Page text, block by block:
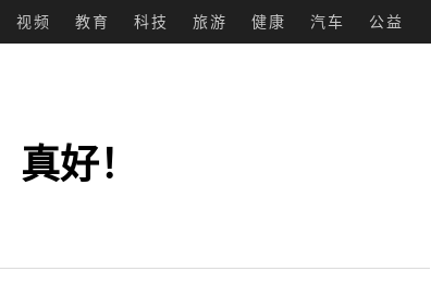
视频 教育 科技 旅游 健康 汽车 公益
好！